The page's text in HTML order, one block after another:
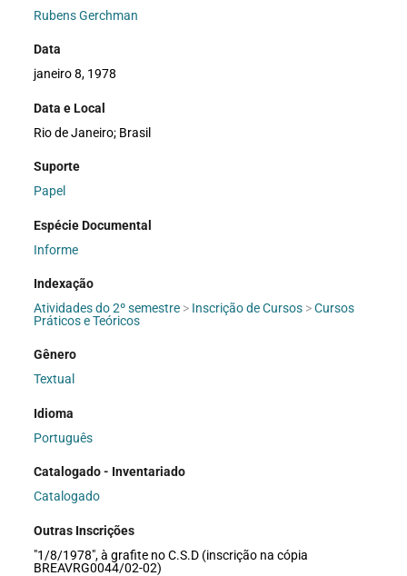
Rubens Gerchman
Data
janeiro 8, 1978
Data e Local
Rio de Janeiro; Brasil
Suporte
Papel
Espécie Documental
Informe
Indexação
Atividades do 2º semestre > Inscrição de Cursos >Cursos
Práticos e Teóricos
Gênero
Textual
Idioma
Português
Catalogado - Inventariado
Catalogado
Outras Inscrições
"1/8/1978", à grafite no C.S.D (inscrição na cópia
BREAVRG0044/02-02)